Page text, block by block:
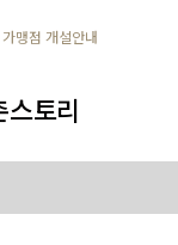
가맹점 개설안내
스토리